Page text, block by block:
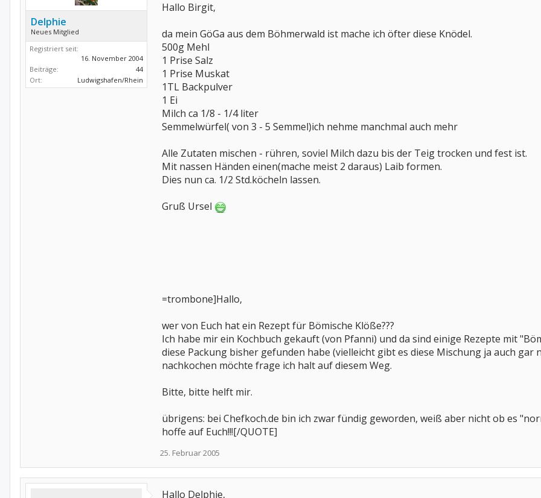
Delphie
Neues Mitglied
Registriert seit:
16. November 2004
Beiträge:
44
Ort:
Ludwigshafen/Rhein
Hallo Birgit,
da mein GöGa aus dem Böhmerwald ist mache ich öfter diese Knödel.
500g Mehl
1 Prise Salz
1 Prise Muskat
1TL Backpulver
1 Ei
Milch ca 1/8 - 1/4 liter
Semmelwürfel( von 3 - 5 Semmel)ich nehme manchmal auch mehr
Alle Zutaten mischen - rühren, soviel Milch dazu bis der Teig trocken und fest ist.
Mit nassen Händen einen(mache meist 2 daraus) Laib formen.
Dies nun ca. 1/2 Std.köcheln lassen.
Gruß Ursel
=trombone]Hallo,
wer von Euch hat ein Rezept für Bömische Klöße???
Ich habe mir ein Kochbuch gekauft (von Pfanni) und da sind einige Rezepte mit
diese Packung bisher gefunden habe (vielleicht gibt es diese Mischung ja auch gar
nachkochen möchte frage ich halt auf diesem Weg.
Bitte, bitte helft mir.
übrigens: bei Chefkoch.de bin ich zwar fündig geworden, weiß aber nicht ob es
hoffe auf Euch!!![/QUOTE]
25. Februar 2005
Hallo Delphie,